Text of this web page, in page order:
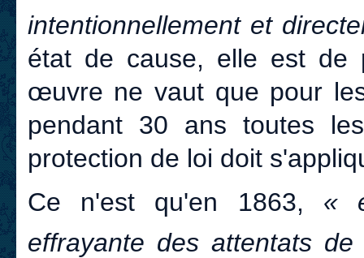
intentionnellement et
état de cause, elle est de
œuvre ne vaut que pour
pendant 30 ans toutes
protection de loi doit
Ce n'est qu'en 1863, «
effrayante des attentats